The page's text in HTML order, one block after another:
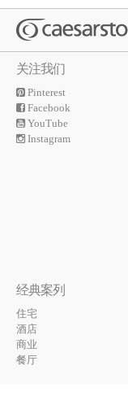
关注我们
Pinterest
Facebook
YouTube
Instagram
经典案列
住宅
酒店
商业
餐厅